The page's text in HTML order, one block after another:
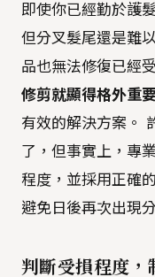
即使你已經勤於護
但分叉髮尾還是難
品也無法修復已經
修剪就顯得格外重
有效的解決方案。
了，但事實上，專
程度，並採用正確
避免日後再次出現
判斷受損程度，